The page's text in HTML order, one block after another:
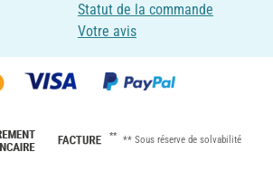
Statut de la commande
Votre avis
** ** Sous réserve de solvabilité